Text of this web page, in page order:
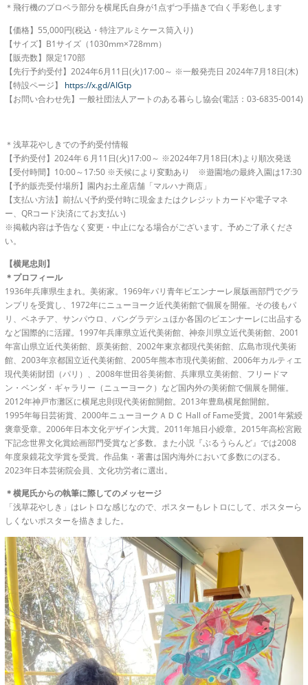
＊飛行機のプロペラ部分を横尾氏自身が1点ずつ手描きで白く手彩色します
【価格】55,000円(税込・特注アルミケース筒入り)
【サイズ】B1サイズ（1030mm×728mm）
【販売数】限定170部
【先行予約受付】2024年6月11日(火)17:00～ ※一般発売日 2024年7月18日(木)
【特設ページ】 https://x.gd/AIGtp
【お問い合わせ先】一般社団法人アートのある暮らし協会(電話：03-6835-0014)
＊浅草花やしきでの予約受付情報
【予約受付】2024年６月11日(火)17:00～ ※2024年7月18日(木)より順次発送
【受付時間】10:00～17:50 ※天候により変動あり ※遊園地の最終入園は17:30
【予約販売受付場所】園内お土産店舗「マルハナ商店」
【支払い方法】前払い(予約受付時に現金またはクレジットカードや電子マネ
ー、QRコード決済にてお支払い)
※掲載内容は予告なく変更・中止になる場合がございます。予めご了承くださ
い。
【横尾忠則】
＊プロフィール
1936年兵庫県生まれ。美術家。1969年パリ青年ビエンナーレ展版画部門でグラ
ンプリを受賞し、1972年にニューヨーク近代美術館で個展を開催。その後もパ
リ、ベネチア、サンパウロ、バングラデシュほか各国のビエンナーレに出品する
など国際的に活躍。1997年兵庫県立近代美術館、神奈川県立近代美術館、2001
年富山県立近代美術館、原美術館、2002年東京都現代美術館、広島市現代美術
館、2003年京都国立近代美術館、2005年熊本市現代美術館、2006年カルティエ
現代美術財団（パリ）、2008年世田谷美術館、兵庫県立美術館、フリードマ
ン・ベンダ・ギャラリー（ニューヨーク）など国内外の美術館で個展を開催。
2012年神戸市灘区に横尾忠則現代美術館開館。2013年豊島横尾館開館。
1995年毎日芸術賞、2000年ニューヨークＡＤＣ Hall of Fame受賞。2001年紫綬
褒章受章。2006年日本文化デザイン大賞。2011年旭日小綬章。2015年高松宮殿
下記念世界文化賞絵画部門受賞など多数。また小説『ぶるうらんど』では2008
年度泉鏡花文学賞を受賞。作品集・著書は国内海外において多数にのぼる。
2023年日本芸術院会員、文化功労者に選出。
＊横尾氏からの執筆に際してのメッセージ
「浅草花やしき」はレトロな感じなので、ポスターもレトロにして、ポスターら
しくないポスターを描きました。